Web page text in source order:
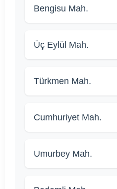
Bengisu Mah.
Üç Eylül Mah.
Türkmen Mah.
Cumhuriyet Mah.
Umurbey Mah.